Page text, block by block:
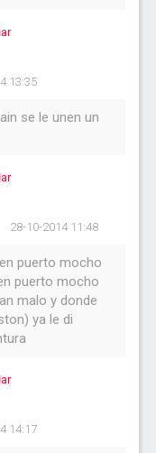
13:35
se le unen un
28-10-2014 11:48
puerto mocho
puerto mocho
malo y donde
ya le di
14:17